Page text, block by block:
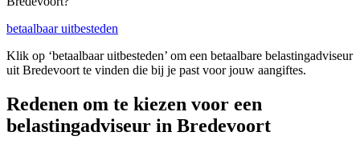
betaalbaar uitbesteden
Klik op ‘betaalbaar uitbesteden’ om een betaalbare belastingadviseur
uit Bredevoort te vinden die bij je past voor jouw aangiftes.
Redenen om te kiezen voor een
belastingadviseur in Bredevoort